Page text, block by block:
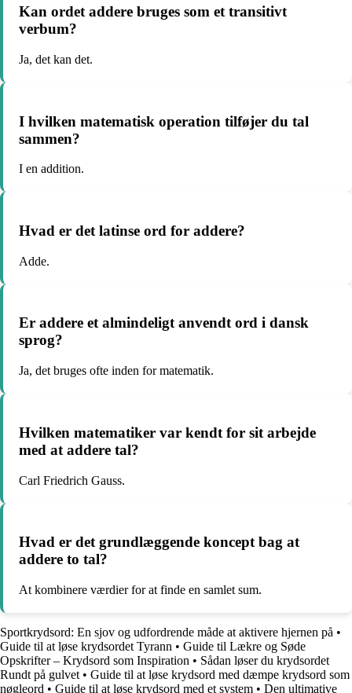
Kan ordet addere bruges som et transitivt
verbum?
Ja, det kan det.
I hvilken matematisk operation tilføjer du tal
sammen?
I en addition.
Hvad er det latinse ord for addere?
Adde.
Er addere et almindeligt anvendt ord i dansk
sprog?
Ja, det bruges ofte inden for matematik.
Hvilken matematiker var kendt for sit arbejde
med at addere tal?
Carl Friedrich Gauss.
Hvad er det grundlæggende koncept bag at
addere to tal?
At kombinere værdier for at finde en samlet sum.
Sportkrydsord: En sjov og udfordrende måde at aktivere hjernen på •
Guide til at løse krydsordet Tyrann • Guide til Lækre og Søde
Opskrifter – Krydsord som Inspiration • Sådan løser du krydsordet
Rundt på gulvet • Guide til at løse krydsord med dæmpe krydsord som
nøgleord • Guide til at løse krydsord med et system • Den ultimative